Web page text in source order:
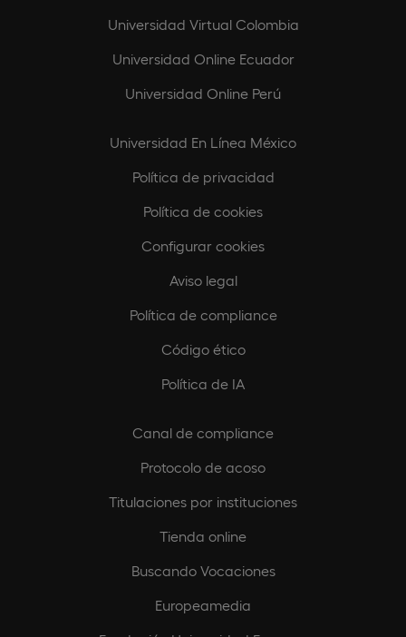
Universidad Virtual Colombia
Universidad Online Ecuador
Universidad Online Perú
Universidad En Línea México
Política de privacidad
Política de cookies
Configurar cookies
Aviso legal
Política de compliance
Código ético
Política de IA
Canal de compliance
Protocolo de acoso
Titulaciones por instituciones
Tienda online
Buscando Vocaciones
Europeamedia